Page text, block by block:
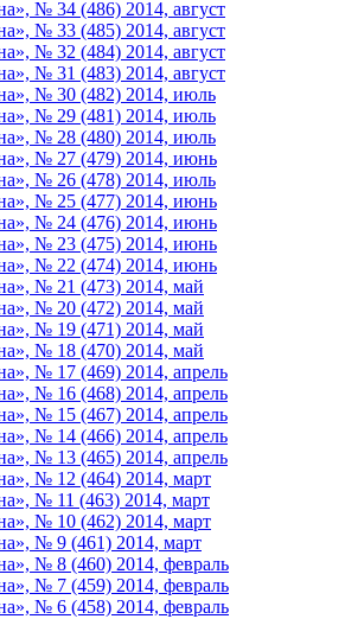
№ 34 (486) 2014, август
№ 33 (485) 2014, август
№ 32 (484) 2014, август
№ 31 (483) 2014, август
№ 30 (482) 2014, июль
№ 29 (481) 2014, июль
№ 28 (480) 2014, июль
№ 27 (479) 2014, июнь
№ 26 (478) 2014, июль
№ 25 (477) 2014, июнь
№ 24 (476) 2014, июнь
№ 23 (475) 2014, июнь
№ 22 (474) 2014, июнь
№ 21 (473) 2014, май
№ 20 (472) 2014, май
№ 19 (471) 2014, май
№ 18 (470) 2014, май
№ 17 (469) 2014, апрель
№ 16 (468) 2014, апрель
№ 15 (467) 2014, апрель
№ 14 (466) 2014, апрель
№ 13 (465) 2014, апрель
№ 12 (464) 2014, март
№ 11 (463) 2014, март
№ 10 (462) 2014, март
№ 9 (461) 2014, март
№ 8 (460) 2014, февраль
№ 7 (459) 2014, февраль
№ 6 (458) 2014, февраль